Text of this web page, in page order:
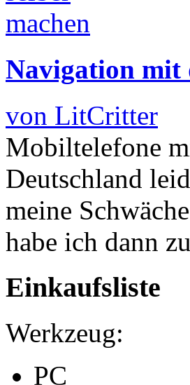
Navigation mit
von LitCritter
Mobiltelefone
Deutschland
meine
habe ich dann
Einkaufsliste
Werkzeug:
PC